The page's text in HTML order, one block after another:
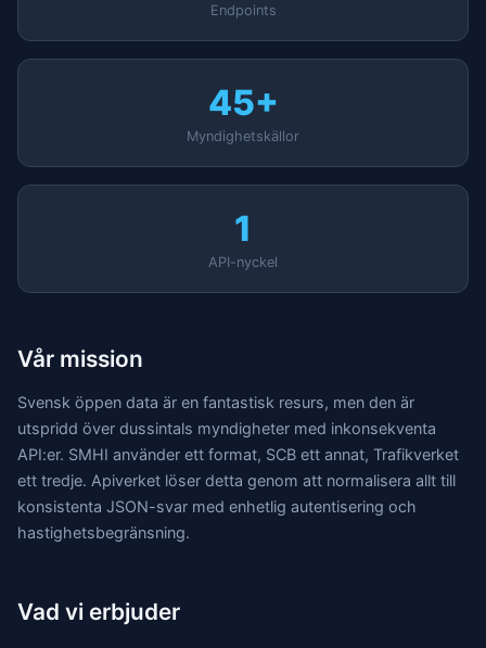
Endpoints
45+
Myndighetskällor
1
API-nyckel
Vår mission
Svensk öppen data är en fantastisk resurs, men den är
utspridd över dussintals myndigheter med inkonsekventa
API:er. SMHI använder ett format, SCB ett annat, Trafikverket
ett tredje. Apiverket löser detta genom att normalisera allt till
konsistenta JSON-svar med enhetlig autentisering och
hastighetsbegränsning.
Vad vi erbjuder